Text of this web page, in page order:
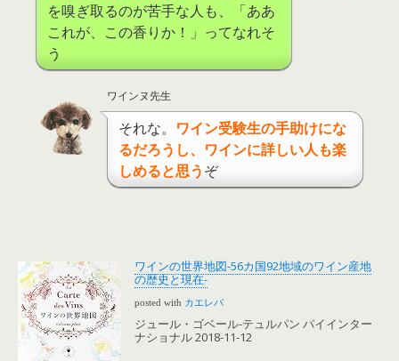
を嗅ぎ取るのが苦手な人も、「ああ
これが、この香りか！」ってなれそ
う
ワインヌ先生
それな。 ワイン受験生の手助けにな
るだろうし、ワインに詳しい人も楽
しめると思うぞ
ワインの世界地図-56カ国92地域のワイン産地
の歴史と現在-
posted with カエレバ
ジュール・ゴベール-テュルパン パイインター
ナショナル 2018-11-12